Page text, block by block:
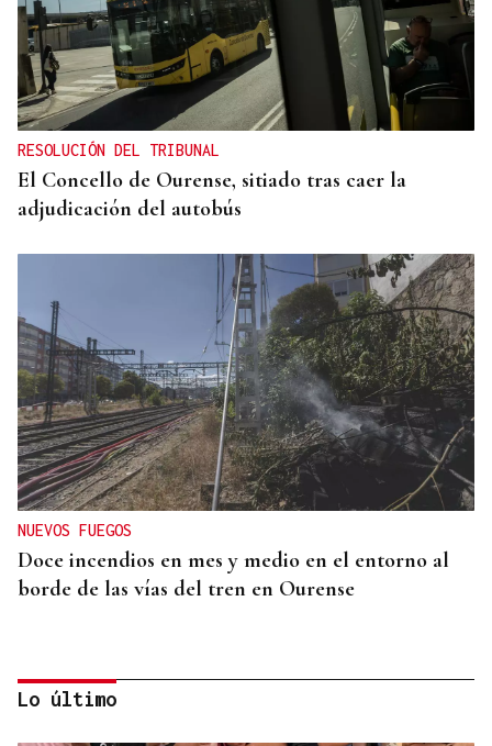
RESOLUCIÓN DEL TRIBUNAL
El Concello de Ourense, sitiado tras caer la
adjudicación del autobús
NUEVOS FUEGOS
Doce incendios en mes y medio en el entorno al
borde de las vías del tren en Ourense
Lo último